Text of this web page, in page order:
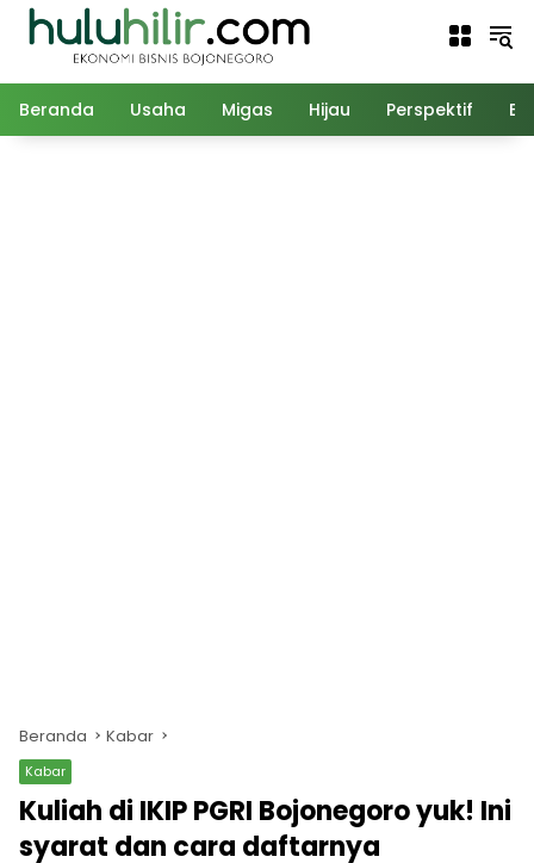
Langsung
Beranda Usaha Migas Hijau Perspektif
Beranda Kabar
Kabar
Kuliah di IKIP PGRI Bojonegoro yuk! Ini
syarat dan cara daftarnya